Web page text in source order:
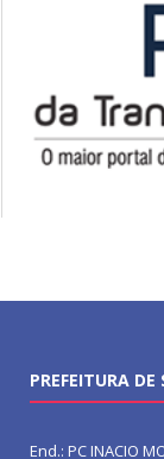
PREFEITURA
End.: PC INACIO